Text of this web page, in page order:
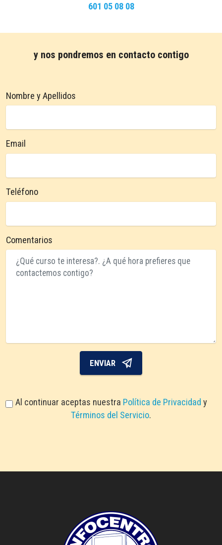
601 05 08 08
y nos pondremos en contacto contigo
Nombre y Apellidos
Email
Teléfono
Comentarios
ENVIAR
Al continuar aceptas nuestra Política de Privacidad y
Términos del Servicio.